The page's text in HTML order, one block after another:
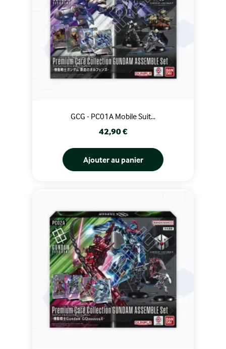
GCG - PC01A Mobile Suit...
Prix
42,90 €
Ajouter au panier